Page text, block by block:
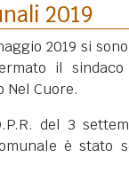
2019
2019 si
il sindaco
Nel Cuore.
del 3
è stato